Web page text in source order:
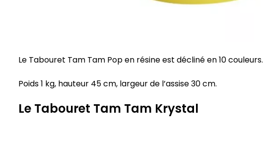
Le Tabouret Tam Tam Pop en résine est décliné en 10 couleurs.
Poids 1 kg, hauteur 45 cm, largeur de l’assise 30 cm.
Le Tabouret Tam Tam Krystal